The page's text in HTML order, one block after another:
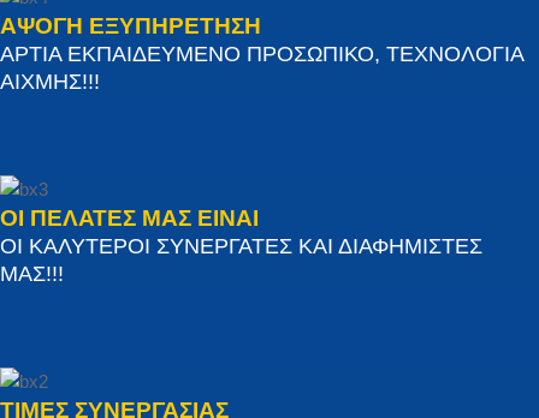
ΑΨΟΓΗ ΕΞΥΠΗΡΕΤΗΣΗ
ΑΡΤΙΑ ΕΚΠΑΙΔΕΥΜΕΝΟ ΠΡΟΣΩΠΙΚΟ, ΤΕΧΝΟΛΟΓΙΑ
ΑΙΧΜΗΣ!!!
ΟΙ ΠΕΛΑΤΕΣ ΜΑΣ ΕΙΝΑΙ
ΟΙ ΚΑΛΥΤΕΡΟΙ ΣΥΝΕΡΓΑΤΕΣ ΚΑΙ ΔΙΑΦΗΜΙΣΤΕΣ
ΜΑΣ!!!
ΤΙΜΕΣ ΣΥΝΕΡΓΑΣΙΑΣ